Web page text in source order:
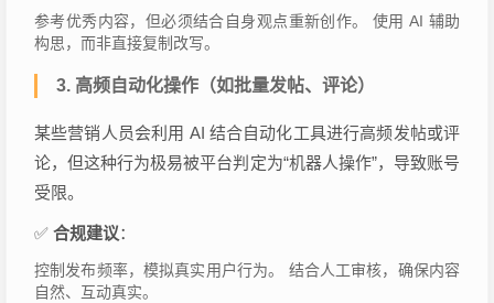
参考优秀内容，但必须结合自身观点重新创作。 使用 AI 辅助
构思，而非直接复制改写。
3. 高频自动化操作（如批量发帖、评论）
某些营销人员会利用 AI 结合自动化工具进行高频发帖或评
论，但这种行为极易被平台判定为“机器人操作”，导致账号
受限。
✅ 合规建议：
控制发布频率，模拟真实用户行为。 结合人工审核，确保内容
自然、互动真实。